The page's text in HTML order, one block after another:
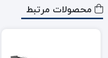
محصولات مرتبط